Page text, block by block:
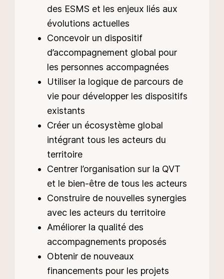
des ESMS et les enjeux liés aux
évolutions actuelles
Concevoir un dispositif
d’accompagnement global pour
les personnes accompagnées
Utiliser la logique de parcours de
vie pour développer les dispositifs
existants
Créer un écosystème global
intégrant tous les acteurs du
territoire
Centrer l’organisation sur la QVT
et le bien-être de tous les acteurs
Construire de nouvelles synergies
avec les acteurs du territoire
Améliorer la qualité des
accompagnements proposés
Obtenir de nouveaux
financements pour les projets